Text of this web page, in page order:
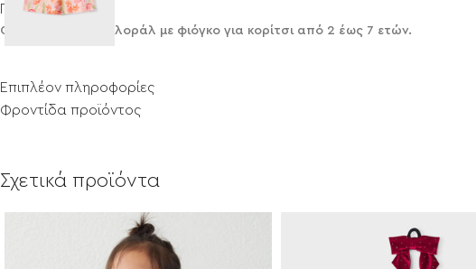
Περιγραφή
Φόρεμα Mayoral φλοράλ με φιόγκο για κορίτσι από 2 έως 7 ετών.
Επιπλέον πληροφορίες
Φροντίδα προϊόντος
Σχετικά προϊόντα